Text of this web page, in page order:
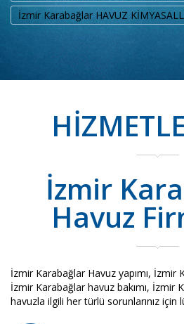
İzmir Karabağlar HAVUZ
İzmir
Havuz
İzmir Karabağlar Havuz yapımı, İzmir
İzmir Karabağlar havuz bakımı, İzmir
havuzla ilgili her türlü sorunlarınız için